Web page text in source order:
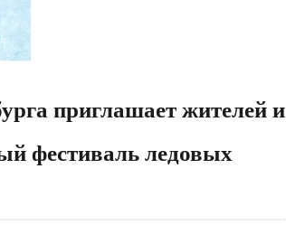
приглашает жителей и
фестиваль ледовых